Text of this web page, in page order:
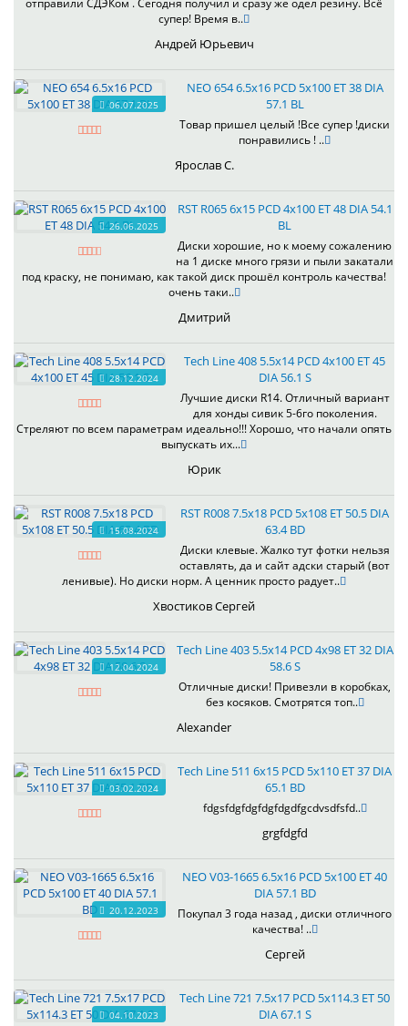
отправили СДЭКом . Сегодня получил и сразу же одел резину. Всё
супер! Время в..
Андрей Юрьевич
06.07.2025
NEO 654 6.5x16 PCD 5x100 ET 38 DIA
57.1 BL
Товар пришел целый !Все супер !диски
понравились ! ..
Ярослав С.
26.06.2025
RST R065 6x15 PCD 4x100 ET 48 DIA 54.1
BL
Диски хорошие, но к моему сожалению
на 1 диске много грязи и пыли закатали
под краску, не понимаю, как такой диск прошёл контроль качества!
очень таки..
Дмитрий
28.12.2024
Tech Line 408 5.5x14 PCD 4x100 ET 45
DIA 56.1 S
Лучшие диски R14. Отличный вариант
для хонды сивик 5-6го поколения.
Стреляют по всем параметрам идеально!!! Хорошо, что начали опять
выпускать их...
Юрик
15.08.2024
RST R008 7.5x18 PCD 5x108 ET 50.5 DIA
63.4 BD
Диски клевые. Жалко тут фотки нельзя
оставлять, да и сайт адски старый (вот
ленивые). Но диски норм. А ценник просто радует..
Хвостиков Сергей
12.04.2024
Tech Line 403 5.5x14 PCD 4x98 ET 32 DIA
58.6 S
Отличные диски! Привезли в коробках,
без косяков. Смотрятся топ..
Alexander
03.02.2024
Tech Line 511 6x15 PCD 5x110 ET 37 DIA
65.1 BD
fdgsfdgfdgfdgfdgdfgcdvsdfsfd..
grgfdgfd
20.12.2023
NEO V03-1665 6.5x16 PCD 5x100 ET 40
DIA 57.1 BD
Покупал 3 года назад , диски отличного
качества! ..
Сергей
04.10.2023
Tech Line 721 7.5x17 PCD 5x114.3 ET 50
DIA 67.1 S